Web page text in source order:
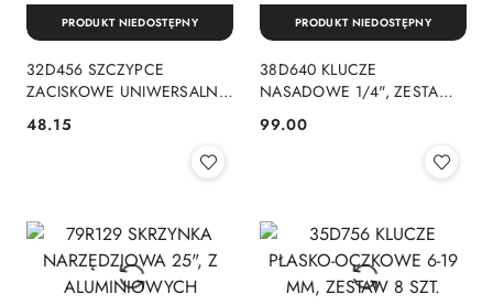
32D456 SZCZYPCE
ZACISKOWE UNIWERSALNE
TOPEX
Cena:
48.15
PRODUKT NIEDOSTĘPNY
38D640 KLUCZE
NASADOWE 1/4", ZESTAW
Cena:
99.00
PRODUKT NIEDOSTĘPNY